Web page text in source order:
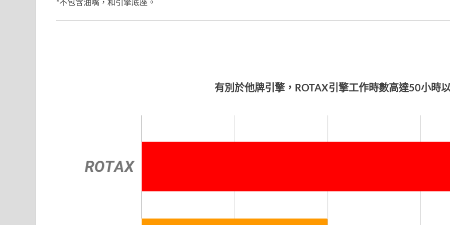
有別於他牌引擎，ROTAX引擎工作時數高達50小時